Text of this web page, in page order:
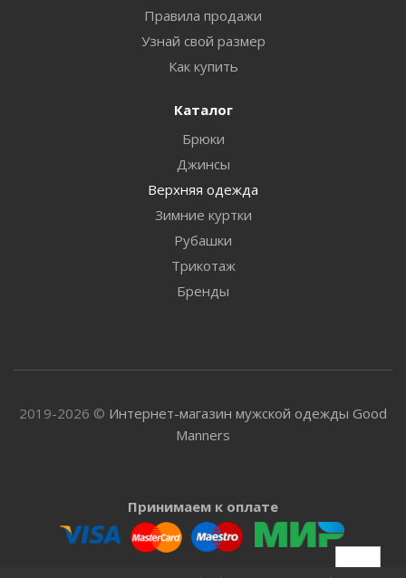
Правила продажи
Узнай свой размер
Как купить
Каталог
Брюки
Джинсы
Верхняя одежда
Зимние куртки
Рубашки
Трикотаж
Бренды
2019-2026 © Интернет-магазин мужской одежды Good
Manners
Принимаем к оплате